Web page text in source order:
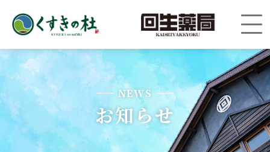
NEWS
お知らせ